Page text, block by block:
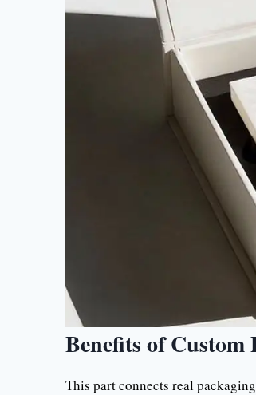
Benefits of Custom
This part connects real